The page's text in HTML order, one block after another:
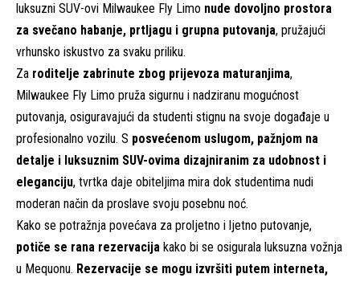
luksuzni SUV-ovi Milwaukee Fly Limo nude dovoljno prostora
za svečano habanje, prtljagu i grupna putovanja, pružajući
vrhunsko iskustvo za svaku priliku.
Za roditelje zabrinute zbog prijevoza maturanjima,
Milwaukee Fly Limo pruža sigurnu i nadziranu mogućnost
putovanja, osiguravajući da studenti stignu na svoje događaje u
profesionalno vozilu. S posvećenom uslugom, pažnjom na
detalje i luksuznim SUV-ovima dizajniranim za udobnost i
eleganciju, tvrtka daje obiteljima mira dok studentima nudi
moderan način da proslave svoju posebnu noć.
Kako se potražnja povećava za proljetno i ljetno putovanje,
potiče se rana rezervacija kako bi se osigurala luksuzna vožnja
u Mequonu. Rezervacije se mogu izvršiti putem interneta,